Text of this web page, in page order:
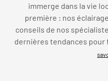
immerge dans la vie
première : nos
conseils de nos
dernières tendances pour